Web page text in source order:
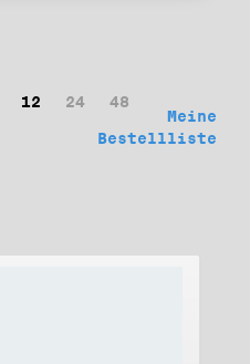
12 24
48
Meine
Bestellliste